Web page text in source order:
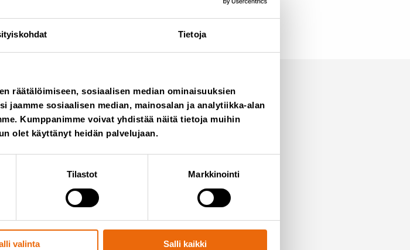
Tietoja
räätälöimiseen, sosiaalisen median ominaisuuksien
jaamme sosiaalisen median, mainosalan ja analytiikka-alan
Kumppanimme voivat yhdistää näitä tietoja muihin
olet käyttänyt heidän palvelujaan.
Tilastot Markkinointi
valinta Salli kaikki
vuoden 2026 Alvari-tunnustuksella